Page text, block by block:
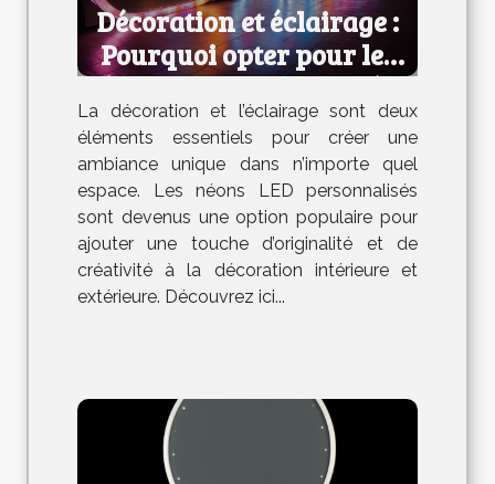
Décoration et éclairage :
Pourquoi opter pour les
néons LED personnalisés ?
La décoration et l’éclairage sont deux
éléments essentiels pour créer une
ambiance unique dans n’importe quel
espace. Les néons LED personnalisés
sont devenus une option populaire pour
ajouter une touche d’originalité et de
créativité à la décoration intérieure et
extérieure. Découvrez ici...